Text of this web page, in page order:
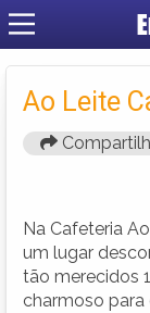
Ao Leite
Na Cafeteria
um lugar
tão merecidos
charmoso para